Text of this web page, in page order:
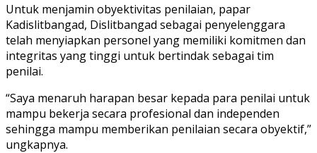
Untuk menjamin obyektivitas penilaian, papar
Kadislitbangad, Dislitbangad sebagai penyelenggara
telah menyiapkan personel yang memiliki komitmen dan
integritas yang tinggi untuk bertindak sebagai tim
penilai.
“Saya menaruh harapan besar kepada para penilai untuk
mampu bekerja secara profesional dan independen
sehingga mampu memberikan penilaian secara obyektif,”
ungkapnya.